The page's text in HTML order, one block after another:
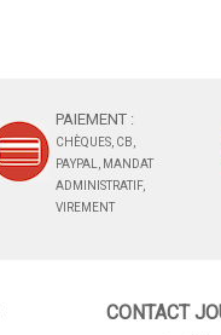
PAIEMENT :
CHÈQUES, CB,
PAYPAL, MANDAT
ADMINISTRATIF,
VIREMENT
CONTACT